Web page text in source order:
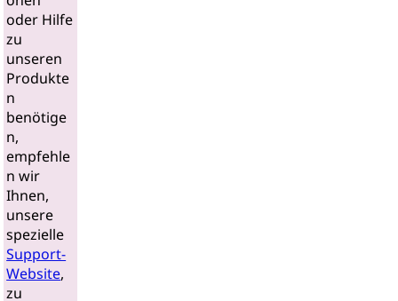
oder Hilfe
zu
unseren
Produkte
n
benötige
n,
empfehle
n wir
Ihnen,
unsere
spezielle
Support-
Website,
zu